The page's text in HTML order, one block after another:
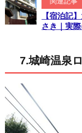
【宿泊記
さき｜実
7.城崎温泉